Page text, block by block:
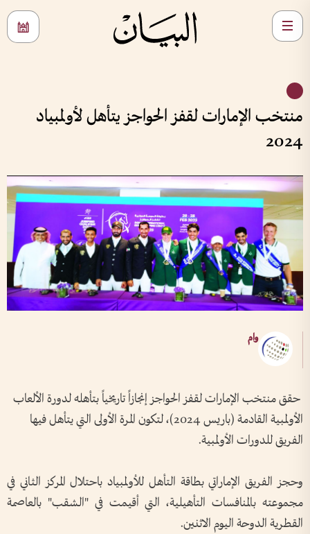
منتخب الإمارات لقفز الحواجز يتأهل لأولمبياد
2024
وام
حقق منتخب الإمارات لقفز الحواجز إنجازاً تاريخياً بتأهله لدورة الألعاب
الأولمبية القادمة (باريس 2024)، لتكون المرة الأولى التي يتأهل فيها
الفريق للدورات الأولمبية.
وحجز الفريق الإماراتي بطاقة التأهل للأولمبياد باحتلال المركز الثاني في
مجموعته بالمنافسات التأهيلية، التي أقيمت في "الشقب" بالعاصمة
القطرية الدوحة اليوم الاثنين.